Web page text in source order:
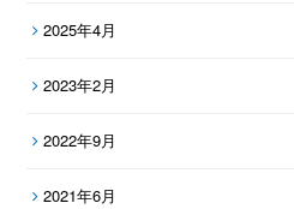
2025年4月
2023年2月
2022年9月
2021年6月